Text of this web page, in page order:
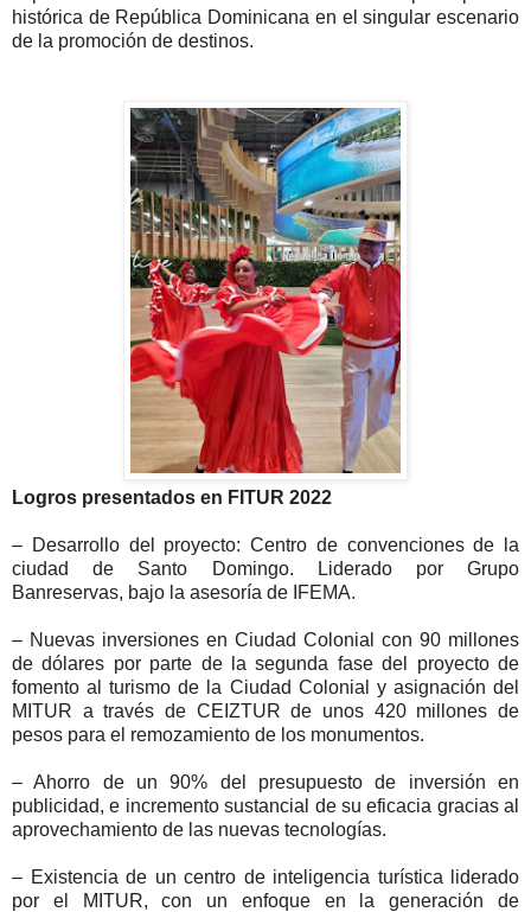
histórica de República Dominicana en el singular escenario
de la promoción de destinos.
Logros presentados en FITUR 2022
– Desarrollo del proyecto: Centro de convenciones de la
ciudad de Santo Domingo. Liderado por Grupo
Banreservas, bajo la asesoría de IFEMA.
– Nuevas inversiones en Ciudad Colonial con 90 millones
de dólares por parte de la segunda fase del proyecto de
fomento al turismo de la Ciudad Colonial y asignación del
MITUR a través de CEIZTUR de unos 420 millones de
pesos para el remozamiento de los monumentos.
– Ahorro de un 90% del presupuesto de inversión en
publicidad, e incremento sustancial de su eficacia gracias al
aprovechamiento de las nuevas tecnologías.
– Existencia de un centro de inteligencia turística liderado
por el MITUR, con un enfoque en la generación de